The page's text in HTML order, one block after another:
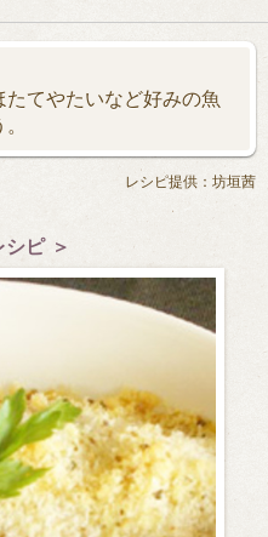
てやたいなど好みの魚
レシピ提供：坊垣茜
シピ ＞